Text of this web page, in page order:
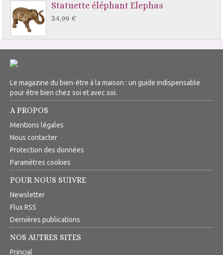
Statuette éléphant Elephas
34,99 €
Le magazine du bien-être à la maison : un guide indispensable
pour être bien chez soi et avec soi.
A PROPOS
Mentions légales
Nous contacter
Protection des données
Paramètres cookies
POUR NOUS SUIVRE
Newsletter
Flux RSS
Dernières publications
NOS AUTRES SITES
Princial